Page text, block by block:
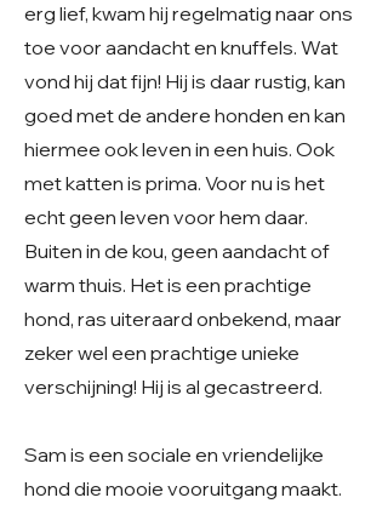
erg lief, kwam hij regelmatig naar ons
toe voor aandacht en knuffels. Wat
vond hij dat fijn! Hij is daar rustig, kan
goed met de andere honden en kan
hiermee ook leven in een huis. Ook
met katten is prima. Voor nu is het
echt geen leven voor hem daar.
Buiten in de kou, geen aandacht of
warm thuis. Het is een prachtige
hond, ras uiteraard onbekend, maar
zeker wel een prachtige unieke
verschijning! Hij is al gecastreerd.
Sam is een sociale en vriendelijke
hond die mooie vooruitgang maakt.